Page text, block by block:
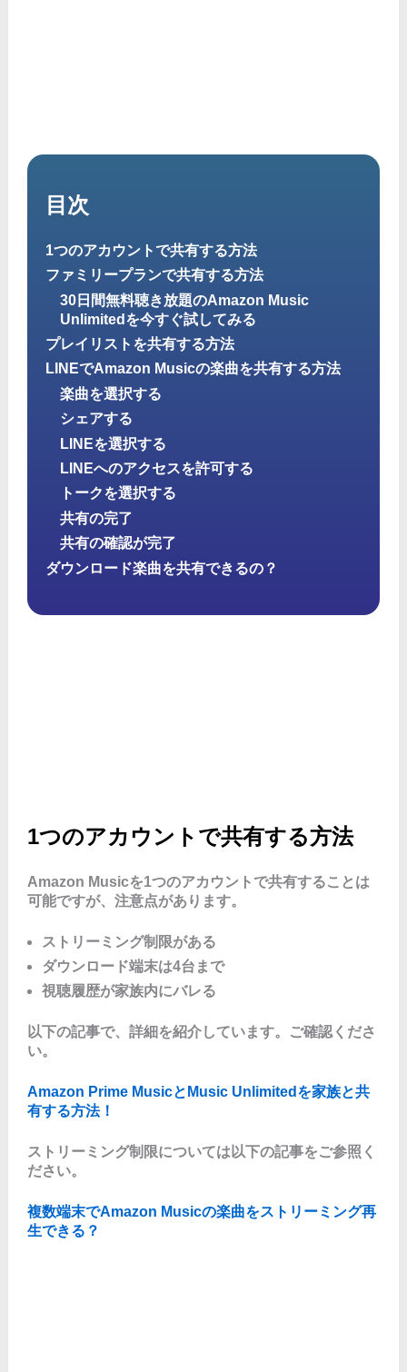
目次
1つのアカウントで共有する方法
ファミリープランで共有する方法
30日間無料聴き放題のAmazon Music
Unlimitedを今すぐ試してみる
プレイリストを共有する方法
LINEでAmazon Musicの楽曲を共有する方法
楽曲を選択する
シェアする
LINEを選択する
LINEへのアクセスを許可する
トークを選択する
共有の完了
共有の確認が完了
ダウンロード楽曲を共有できるの？
1つのアカウントで共有する方法
Amazon Musicを1つのアカウントで共有することは
可能ですが、注意点があります。
ストリーミング制限がある
ダウンロード端末は4台まで
視聴履歴が家族内にバレる
以下の記事で、詳細を紹介しています。ご確認くださ
い。
Amazon Prime MusicとMusic Unlimitedを家族と共
有する方法！
ストリーミング制限については以下の記事をご参照く
ださい。
複数端末でAmazon Musicの楽曲をストリーミング再
生できる？